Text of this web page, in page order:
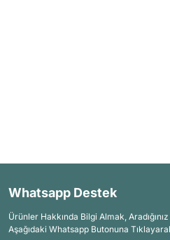
Whatsapp Destek
Ürünler Hakkında Bilgi Almak,
Aşağıdaki Whatsapp Butonuna